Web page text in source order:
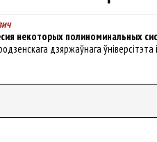
некоторых полиноминальных
дзяржаўнага